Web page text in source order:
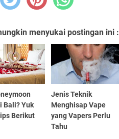
menyukai postingan ini :
Bali? Yuk
Berikut
Jenis Teknik
Menghisap Vape
yang Vapers Perlu
Tahu